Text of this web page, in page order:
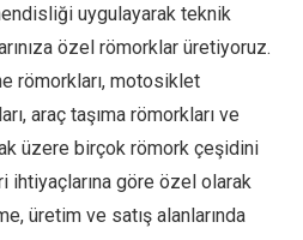
uygulayarak teknik
özel römorklar üretiyoruz.
römorkları, motosiklet
araç taşıma römorkları ve
üzere birçok römork çeşidini
ihtiyaçlarına göre özel olarak
üretim ve satış alanlarında